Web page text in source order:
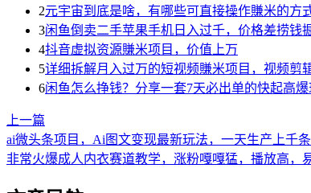
2元宇宙到底是啥，有哪些可直接操作賺米的方
3闲鱼倒卖二手苹果手机日入过千，价格差捞钱
4抖音虚拟资源賺米项目，价值上万
5详细拆解月入过万的短视频賺米项目，视频剪
6闲鱼怎么挣钱？分享一套7天必出单的快起高爆
上一篇
ai微头条项目，Ai图文变现最新玩法，一天生产上千
非常火爆成人内衣赛道教学，​涨粉嘎嘎猛，播放高，